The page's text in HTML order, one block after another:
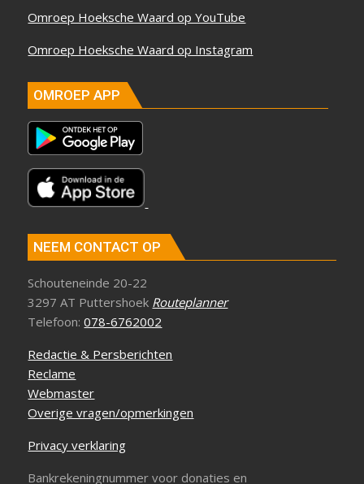
Omroep Hoeksche Waard op YouTube
Omroep Hoeksche Waard op Instagram
OMROEP APP
NEEM CONTACT OP
Schouteneinde 20-22
3297 AT Puttershoek Routeplanner
Telefoon:078-6762002
Redactie & Persberichten
Reclame
Webmaster
Overige vragen/opmerkingen
Privacy verklaring
Bankrekeningnummer voor donaties en